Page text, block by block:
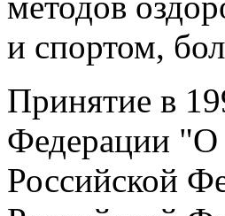
и спортом,
Принятие в
Федерации "О
Российской